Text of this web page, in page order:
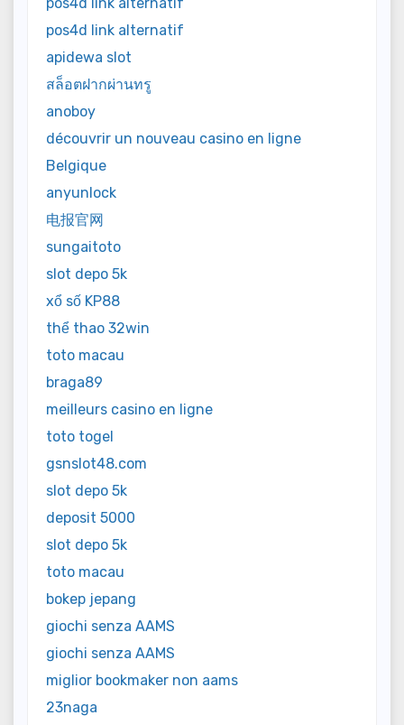
pos4d link alternatif
apidewa slot
สล็อตฝากผ่านทรู
anoboy
découvrir un nouveau casino en ligne
Belgique
anyunlock
电报官网
sungaitoto
slot depo 5k
xổ số KP88
thể thao 32win
toto macau
braga89
meilleurs casino en ligne
toto togel
gsnslot48.com
slot depo 5k
deposit 5000
slot depo 5k
toto macau
bokep jepang
giochi senza AAMS
giochi senza AAMS
miglior bookmaker non aams
23naga